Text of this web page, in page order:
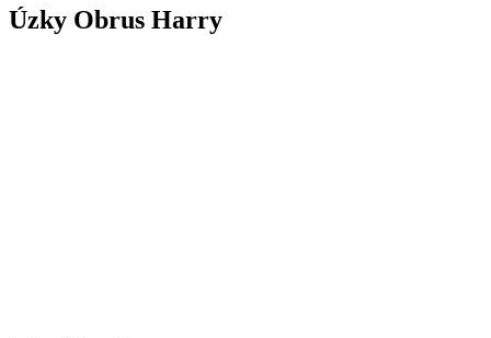
Úzky Obrus Harry